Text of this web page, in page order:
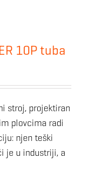
10P tuba
stroj, projektiran
plovcima radi
njen teški
je u industriji, a